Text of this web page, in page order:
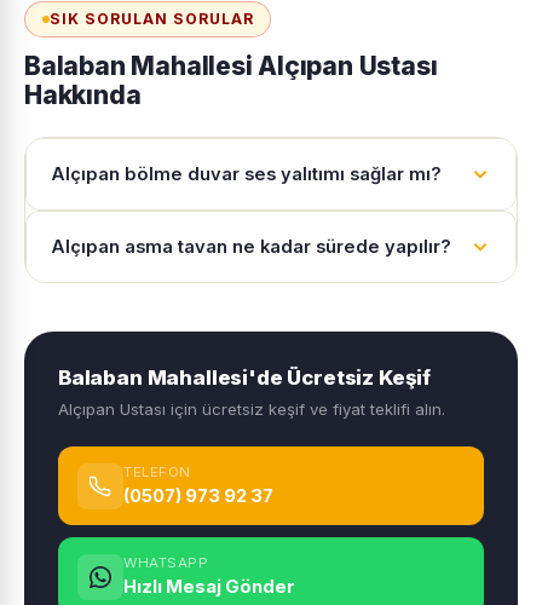
SIK SORULAN SORULAR
Balaban Mahallesi Alçıpan Ustası
Hakkında
Alçıpan bölme duvar ses yalıtımı sağlar mı?
Alçıpan asma tavan ne kadar sürede yapılır?
Balaban Mahallesi'de Ücretsiz Keşif
Alçıpan Ustası için ücretsiz keşif ve fiyat teklifi alın.
TELEFON
(0507) 973 92 37
WHATSAPP
Hızlı Mesaj Gönder